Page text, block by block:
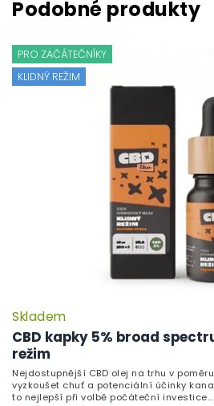
PRO ZAČÁTEČNÍKY
KLIDNÝ REŽIM
CBD kapky 5% broad
režim
Skladem
Nejdostupnější CBD olej na trhu v
vyzkoušet chuť a potenciální účinky
to nejlepší při volbě počáteční investice....